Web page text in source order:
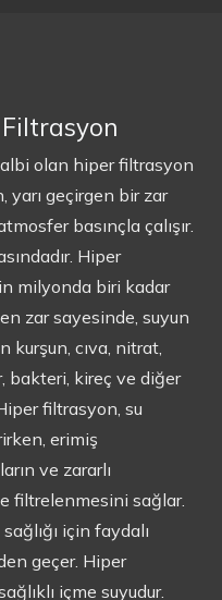
olan hiper filtrasyon
yarı geçirgen bir zar
basınçla çalışır.
Hiper
milyonda biri kadar
zar sayesinde, suyun
kurşun, cıva, nitrat,
bakteri, kireç ve diğer
filtrasyon, su
erimiş
ve zararlı
filtrelenmesini sağlar.
için faydalı
geçer. Hiper
içme suyudur.